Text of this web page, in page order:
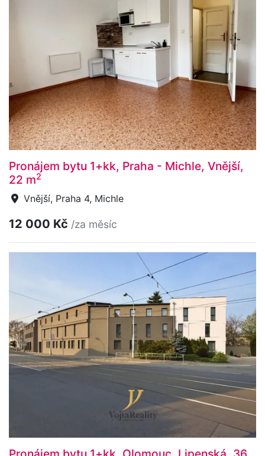
Pronájem bytu 1+kk, Praha - Michle, Vnější,
22 m2
Vnější, Praha 4, Michle
12 000 Kč /za měsíc